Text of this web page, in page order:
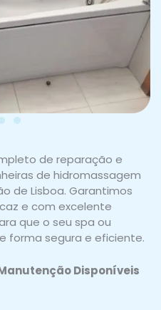
de reparação e
de hidromassagem
de Lisboa. Garantimos
e com excelente
que o seu spa ou
forma segura e eficiente.
Disponíveis